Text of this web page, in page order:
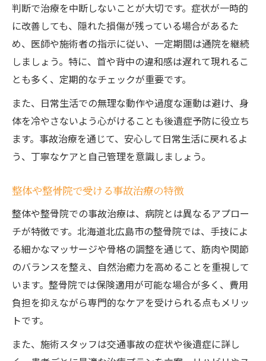
判断で治療を中断しないことが大切です。症状が一時的
に改善しても、隠れた損傷が残っている場合があるた
め、医師や施術者の指示に従い、一定期間は通院を継続
しましょう。特に、首や背中の違和感は遅れて現れるこ
とも多く、定期的なチェックが重要です。
また、日常生活での無理な動作や過度な運動は避け、身
体を冷やさないよう心がけることも後遺症予防に役立ち
ます。事故治療を通じて、安心して日常生活に戻れるよ
う、丁寧なケアと自己管理を意識しましょう。
整体や整骨院で受ける事故治療の特徴
整体や整骨院での事故治療は、病院とは異なるアプロー
チが特徴です。北海道北広島市の整骨院では、手技によ
る細かなマッサージや骨格の調整を通じて、筋肉や関節
のバランスを整え、自然治癒力を高めることを重視して
います。整骨院では保険適用が可能な場合が多く、費用
負担を抑えながら専門的なケアを受けられる点もメリッ
トです。
また、施術スタッフは交通事故の症状や後遺症に詳し